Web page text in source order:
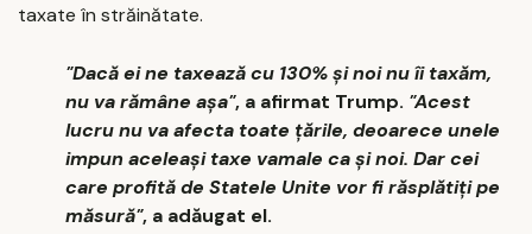
taxate în străinătate.
"Dacă ei ne taxează cu 130% şi noi nu îi taxăm,
nu va rămâne aşa", a afirmat Trump. "Acest
lucru nu va afecta toate ţările, deoarece unele
impun aceleaşi taxe vamale ca şi noi. Dar cei
care profită de Statele Unite vor fi răsplătiţi pe
măsură", a adăugat el.